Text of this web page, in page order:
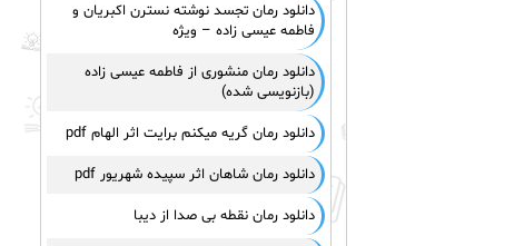
دانلود رمان تجسد نوشته نسترن اکبریان و
فاطمه عیسی زاده – ویژه
دانلود رمان منشوری از فاطمه عیسی زاده
(بازنویسی شده)
دانلود رمان گریه میکنم برایت اثر الهام pdf
دانلود رمان شاهان اثر سپیده شهریور pdf
دانلود رمان نقطه بی صدا از دیبا